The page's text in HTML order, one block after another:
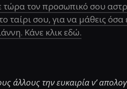
τώρα τον προσωπικό σου
ταίρι σου, για να μάθεις
Κάνε κλικ εδώ.
άλλους την ευκαιρία ν’